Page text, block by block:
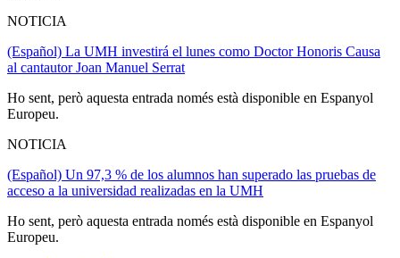
NOTICIA
(Español) La UMH investirá el lunes como Doctor Honoris Causa
al cantautor Joan Manuel Serrat
Ho sent, però aquesta entrada només està disponible en Espanyol
Europeu.
NOTICIA
(Español) Un 97,3 % de los alumnos han superado las pruebas de
acceso a la universidad realizadas en la UMH
Ho sent, però aquesta entrada només està disponible en Espanyol
Europeu.